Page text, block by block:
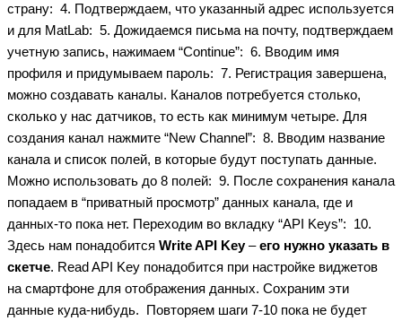
страну: 4. Подтверждаем, что указанный адрес используется
и для MatLab: 5. Дожидаемся письма на почту, подтверждаем
учетную запись, нажимаем “Continue”: 6. Вводим имя
профиля и придумываем пароль: 7. Регистрация завершена,
можно создавать каналы. Каналов потребуется столько,
сколько у нас датчиков, то есть как минимум четыре. Для
создания канал нажмите “New Channel”: 8. Вводим название
канала и список полей, в которые будут поступать данные.
Можно использовать до 8 полей: 9. После сохранения канала
попадаем в “приватный просмотр” данных канала, где и
данных-то пока нет. Переходим во вкладку “API Keys”: 10.
Здесь нам понадобится Write API Key–его нужно указать в
скетче. Read API Key понадобится при настройке виджетов
на смартфоне для отображения данных. Сохраним эти
данные куда-нибудь. Повторяем шаги 7-10 пока не будет